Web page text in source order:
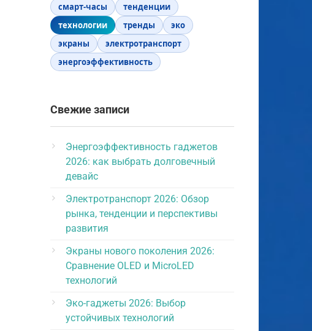
смарт-часы
тенденции
технологии
тренды
эко
экраны
электротранспорт
энергоэффективность
Свежие записи
Энергоэффективность гаджетов
2026: как выбрать долговечный
девайс
Электротранспорт 2026: Обзор
рынка, тенденции и перспективы
развития
Экраны нового поколения 2026:
Сравнение OLED и MicroLED
технологий
Эко-гаджеты 2026: Выбор
устойчивых технологий